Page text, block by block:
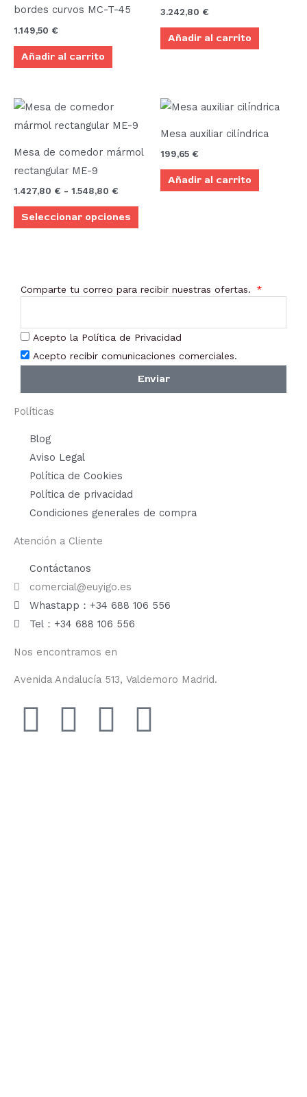
bordes curvos MC-T-45
1.149,50 €
Añadir al carrito
3.242,80 €
Añadir al carrito
Mesa de comedor mármol
rectangular ME-9
1.427,80 € - 1.548,80 €
precios:
1.427,80 €
Seleccionar opciones
producto
múltiples
variantes.
en
página
producto
Mesa auxiliar cilíndrica
199,65 €
Añadir al carrito
Comparte tu correo para recibir nuestras ofertas.
Acepto la Política de Privacidad
Acepto recibir comunicaciones comerciales.
Enviar
Políticas
Blog
Aviso Legal
Política de Cookies
Política de privacidad
Condiciones generales de compra
Atención a Cliente
Contáctanos
comercial@euyigo.es
Whastapp：+34 688 106 556
Tel：+34 688 106 556
Nos encontramos en
Avenida Andalucía 513, Valdemoro Madrid.
F
I
Y
T